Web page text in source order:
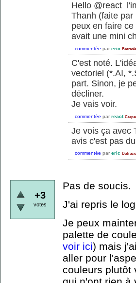
Hello @react
Thanh (faite
peux en faire
avait une mini
commentée par eric
C'est noté.
vectoriel (*.AI,
part. Sinon, je
décliner.
Je vais voir.
commentée par react
Je vois ça avec
avis c'est pas
commentée par eric
+3
votes
Pas de soucis.
J'ai repris le
Je peux
palette de
voir ici) mais
aller pour
couleurs plutôt